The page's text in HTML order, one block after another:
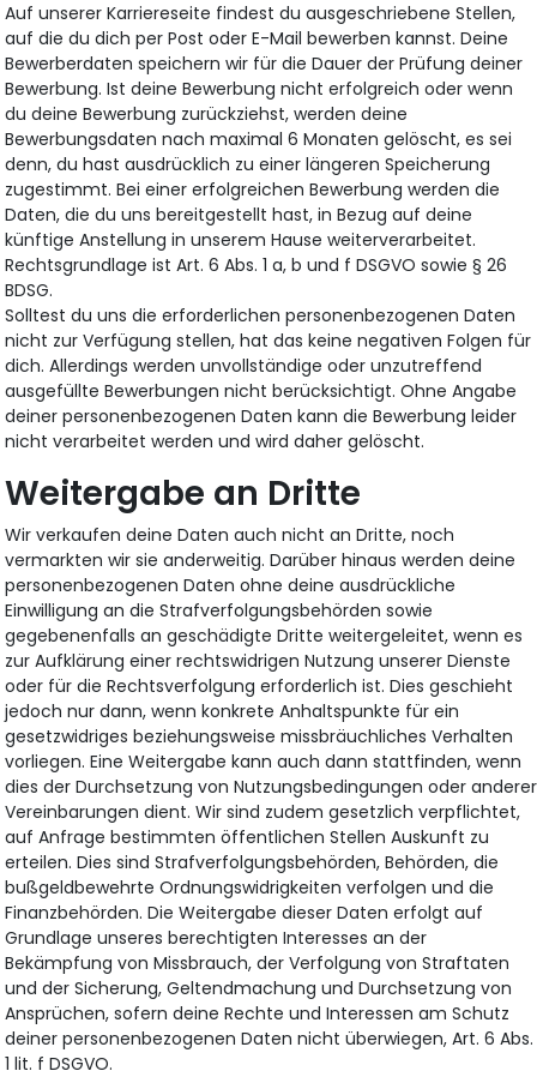
Auf unserer Karriereseite findest du ausgeschriebene Stellen,
auf die du dich per Post oder E-Mail bewerben kannst. Deine
Bewerberdaten speichern wir für die Dauer der Prüfung deiner
Bewerbung. Ist deine Bewerbung nicht erfolgreich oder wenn
du deine Bewerbung zurückziehst, werden deine
Bewerbungsdaten nach maximal 6 Monaten gelöscht, es sei
denn, du hast ausdrücklich zu einer längeren Speicherung
zugestimmt. Bei einer erfolgreichen Bewerbung werden die
Daten, die du uns bereitgestellt hast, in Bezug auf deine
künftige Anstellung in unserem Hause weiterverarbeitet.
Rechtsgrundlage ist Art. 6 Abs. 1 a, b und f DSGVO sowie § 26
BDSG.
Solltest du uns die erforderlichen personenbezogenen Daten
nicht zur Verfügung stellen, hat das keine negativen Folgen für
dich. Allerdings werden unvollständige oder unzutreffend
ausgefüllte Bewerbungen nicht berücksichtigt. Ohne Angabe
deiner personenbezogenen Daten kann die Bewerbung leider
nicht verarbeitet werden und wird daher gelöscht.
Weitergabe an Dritte
Wir verkaufen deine Daten auch nicht an Dritte, noch
vermarkten wir sie anderweitig. Darüber hinaus werden deine
personenbezogenen Daten ohne deine ausdrückliche
Einwilligung an die Strafverfolgungsbehörden sowie
gegebenenfalls an geschädigte Dritte weitergeleitet, wenn es
zur Aufklärung einer rechtswidrigen Nutzung unserer Dienste
oder für die Rechtsverfolgung erforderlich ist. Dies geschieht
jedoch nur dann, wenn konkrete Anhaltspunkte für ein
gesetzwidriges beziehungsweise missbräuchliches Verhalten
vorliegen. Eine Weitergabe kann auch dann stattfinden, wenn
dies der Durchsetzung von Nutzungsbedingungen oder anderer
Vereinbarungen dient. Wir sind zudem gesetzlich verpflichtet,
auf Anfrage bestimmten öffentlichen Stellen Auskunft zu
erteilen. Dies sind Strafverfolgungsbehörden, Behörden, die
bußgeldbewehrte Ordnungswidrigkeiten verfolgen und die
Finanzbehörden. Die Weitergabe dieser Daten erfolgt auf
Grundlage unseres berechtigten Interesses an der
Bekämpfung von Missbrauch, der Verfolgung von Straftaten
und der Sicherung, Geltendmachung und Durchsetzung von
Ansprüchen, sofern deine Rechte und Interessen am Schutz
deiner personenbezogenen Daten nicht überwiegen, Art. 6 Abs.
1 lit. f DSGVO.